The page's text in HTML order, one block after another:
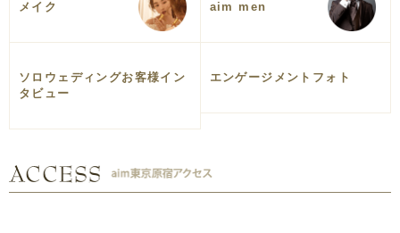
メイク aim men
ソロウェディングお客様イン
タビュー
エンゲージメントフォト